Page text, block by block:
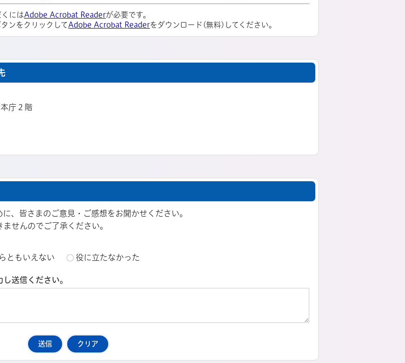
にはAdobe Acrobat Readerが必要です。
ンをクリックして Adobe Acrobat Readerをダウンロード(無料)してください。
庁２階
、皆さまのご意見・ご感想をお聞かせください。
せんのでご了承ください。
ともいえない 役に立たなかった
送信ください。